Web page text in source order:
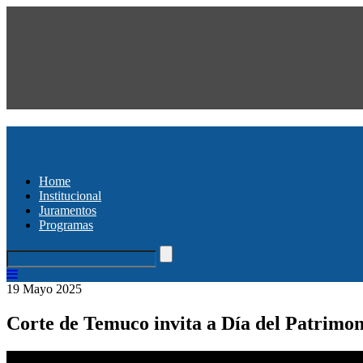
Home
Institucional
Juramentos
Programas
19 Mayo 2025
Corte de Temuco invita a Día del